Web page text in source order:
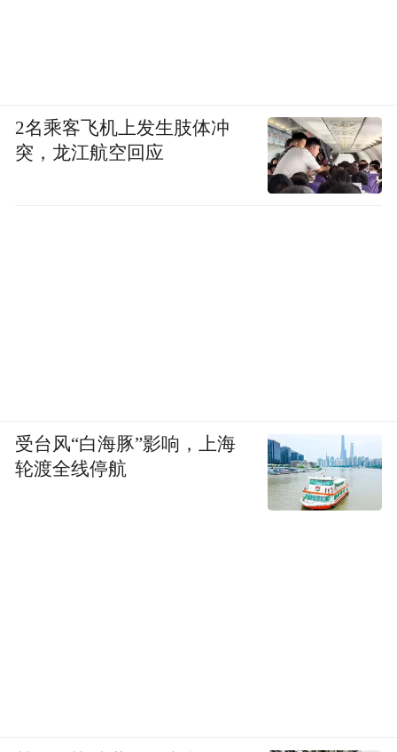
2名乘客飞机上发生肢体冲
突，龙江航空回应
受台风“白海豚”影响，上海
轮渡全线停航